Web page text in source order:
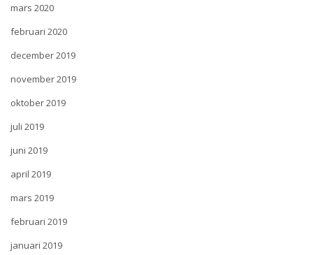
mars 2020
februari 2020
december 2019
november 2019
oktober 2019
juli 2019
juni 2019
april 2019
mars 2019
februari 2019
januari 2019